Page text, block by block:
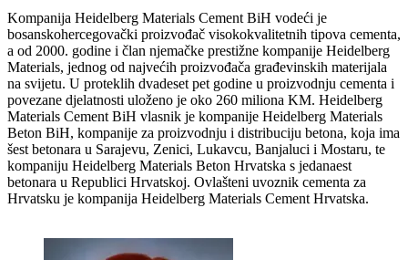
Kompanija Heidelberg Materials Cement BiH vodeći je
bosanskohercegovački proizvođač visokokvalitetnih tipova cementa,
a od 2000. godine i član njemačke prestižne kompanije Heidelberg
Materials, jednog od najvećih proizvođača građevinskih materijala
na svijetu. U proteklih dvadeset pet godine u proizvodnju cementa i
povezane djelatnosti uloženo je oko 260 miliona KM. Heidelberg
Materials Cement BiH vlasnik je kompanije Heidelberg Materials
Beton BiH, kompanije za proizvodnju i distribuciju betona, koja ima
šest betonara u Sarajevu, Zenici, Lukavcu, Banjaluci i Mostaru, te
kompaniju Heidelberg Materials Beton Hrvatska s jedanaest
betonara u Republici Hrvatskoj. Ovlašteni uvoznik cementa za
Hrvatsku je kompanija Heidelberg Materials Cement Hrvatska.